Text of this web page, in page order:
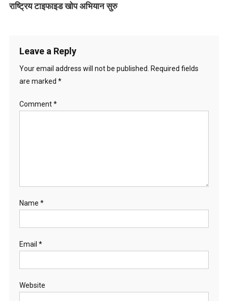
a
राष्ट्रिय टाइफाइड खोप अभियान सुरु
Leave a Reply
Your email address will not be published.
Required fields
are marked *
Comment*
Name *
Email *
Website